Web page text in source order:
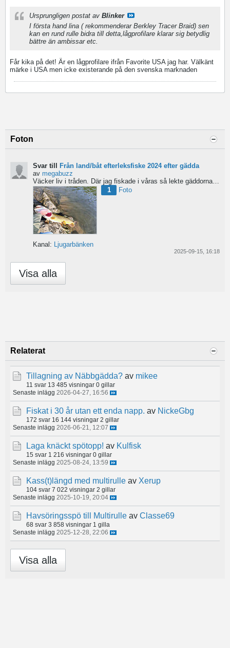
Ursprungligen postat av Blinker
I första hand lina ( rekommenderar Berkley Tracer Braid) sen
kan en rund rulle bidra till detta,lågprofilare klarar sig betydlig
bättre än ambissar etc.
Får kika på det! Är en lågprofilare ifrån Favorite USA jag har. Välkänt
märke i USA men icke existerande på den svenska marknaden
Foton
Svar till Från land/båt efterleksfiske 2024 efter gädda
av megabuzz
1
Foto
Kanal: Ljugarbänken
2025-09-15, 16:18
Visa alla
Relaterat
Tillagning av Näbbgädda? av mikee
11 svar 13 485 visningar 0 gillar
Senaste inlägg 2026-04-27, 16:56
Fiskat i 30 år utan ett enda napp. av NickeGbg
172 svar 16 144 visningar 2 gillar
Senaste inlägg 2026-06-21, 12:07
Laga knäckt spötopp! av Kulfisk
15 svar 1 216 visningar 0 gillar
Senaste inlägg 2025-08-24, 13:59
Kass(t)längd med multirulle av Xerup
104 svar 7 022 visningar 2 gillar
Senaste inlägg 2025-10-19, 20:04
Havsöringsspö till Multirulle av Classe69
68 svar 3 858 visningar 1 gilla
Senaste inlägg 2025-12-28, 22:06
Visa alla